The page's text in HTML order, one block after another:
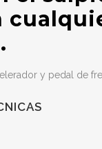
y pedal de